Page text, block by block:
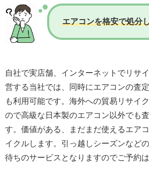
エアコンを格安で処分
自社で実店舗、インターネットでリサ
営する当社では、同時にエアコンの査
も利用可能です。海外への貿易リサイ
ので高級な日本製のエアコン以外でも
す。価値がある、まだまだ使えるエア
イクルします。引っ越しシーズンなど
待ちのサービスとなりますのでご予約